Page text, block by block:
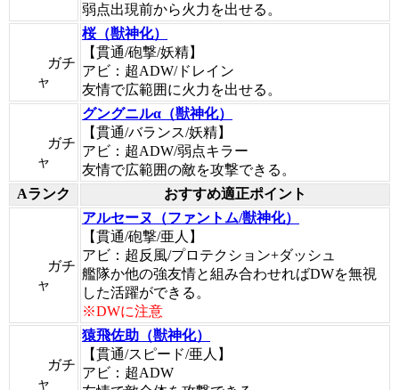
弱点出現前から火力を出せる。
ガチ
ャ
桜（獣神化）
【貫通/砲撃/妖精】
アビ：超ADW/ドレイン
友情で広範囲に火力を出せる。
ガチ
ャ
グングニルα（獣神化）
【貫通/バランス/妖精】
アビ：超ADW/弱点キラー
友情で広範囲の敵を攻撃できる。
Aランク
おすすめ適正ポイント
ガチ
ャ
アルセーヌ（ファントム/獣神化）
【貫通/砲撃/亜人】
アビ：超反風/プロテクション+ダッシュ
艦隊か他の強友情と組み合わせればDWを無視
した活躍ができる。
※DWに注意
ガチ
ャ
猿飛佐助（獣神化）
【貫通/スピード/亜人】
アビ：超ADW